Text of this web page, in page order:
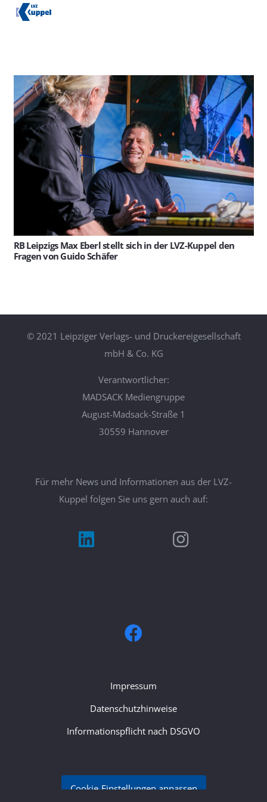
RB Leipzigs Max Eberl stellt sich in der LVZ-Kuppel den
Fragen von Guido Schäfer
©2021 Leipziger Verlags- und Druckereigesellschaft
mbH & Co. KG
Verantwortlicher:
MADSACK Mediengruppe
August-Madsack-Straße 1
30559 Hannover
Für mehr News und Informationen aus der LVZ-
Kuppel folgen Sie uns gern auch auf:
Impressum
Datenschutzhinweise
Informationspflicht nach DSGVO
Cookie-Einstellungen anpassen